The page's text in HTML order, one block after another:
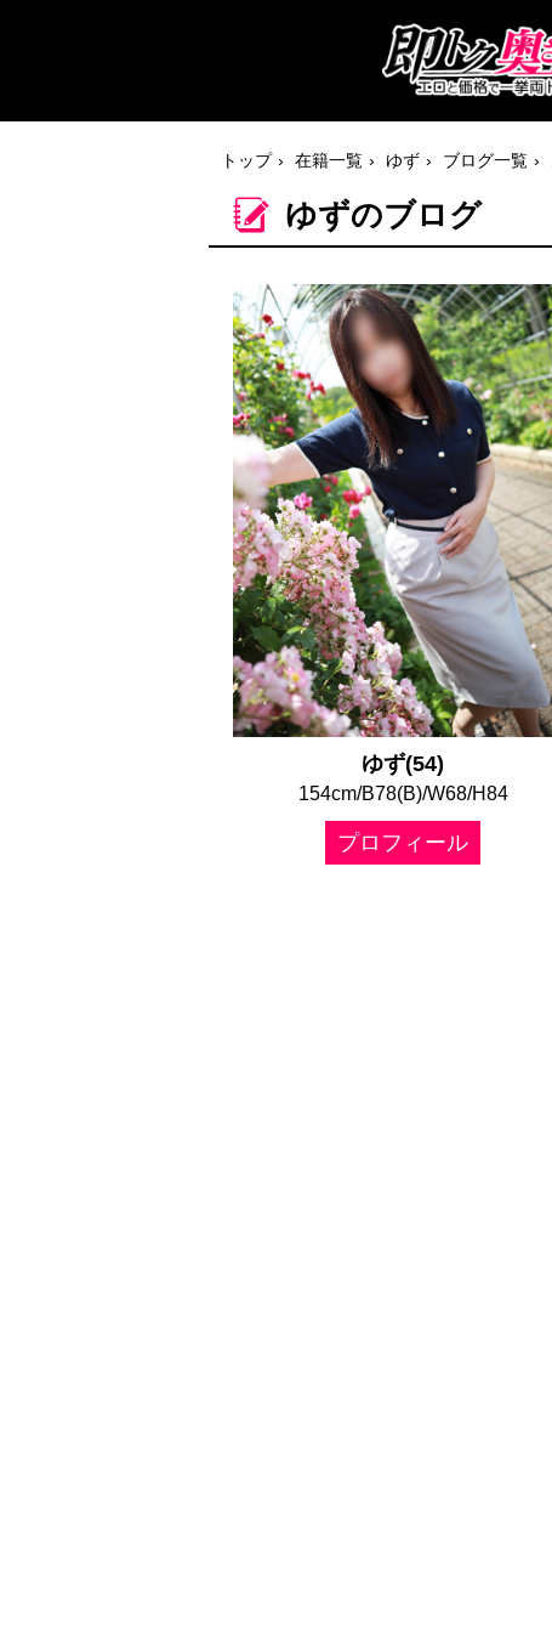
トップ 在籍一覧 ゆず ブログ一覧
ゆずのブログ
ゆず(54)
154cm/B78(B)/W68/H84
プロフィール